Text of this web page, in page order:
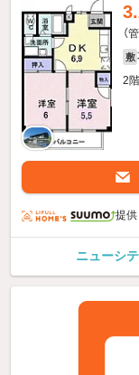
（
敷
2
提供
ニューシ